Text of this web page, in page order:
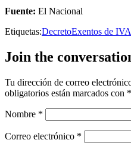
Fuente: El Nacional
Etiquetas:DecretoExentos de IVA
Join the
Tu dirección de correo
obligatorios están marcados con *
Nombre *
Correo electrónico *